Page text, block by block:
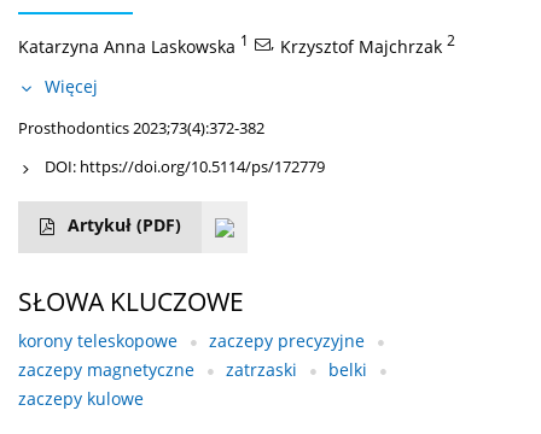
Katarzyna Anna Laskowska 1 , Krzysztof Majchrzak 2
Więcej
Prosthodontics 2023;73(4):372-382
DOI: https://doi.org/10.5114/ps/172779
Artykuł (PDF)
SŁOWA KLUCZOWE
korony teleskopowe
zaczepy precyzyjne
zaczepy magnetyczne
zatrzaski
belki
zaczepy kulowe